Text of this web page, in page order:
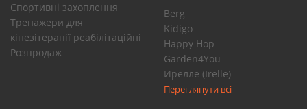
Спортивні захоплення
Тренажери для
кінезітерапії реабілітаційні
Розпродаж
Berg
Kidigo
Happy Hop
Garden4You
Ирелле (Irelle)
Переглянути всі